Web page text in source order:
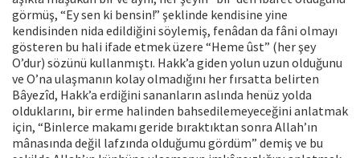
görmüş, “Ey sen ki bensin!” şeklinde kendisine yine
kendisinden nida edildiğini söylemiş, fenâdan da fâni olmayı
gösteren bu hali ifade etmek üzere “Heme ûst” (her şey
O’dur) sözünü kullanmıştı. Hakk’a giden yolun uzun olduğunu
ve O’na ulaşmanın kolay olmadığını her fırsatta belirten
Bâyezîd, Hakk’a erdiğini sananların aslında henüz yolda
olduklarını, bir erme halinden bahsedilemeyeceğini anlatmak
için, “Binlerce makamı geride bıraktıktan sonra Allah’ın
mânasında değil lafzında olduğumu gördüm” demiş ve bu